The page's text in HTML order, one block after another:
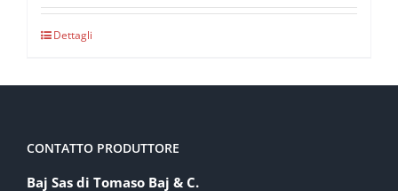
Dettagli
CONTATTO PRODUTTORE
Baj Sas di Tomaso Baj & C.